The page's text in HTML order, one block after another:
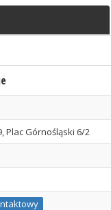
Plac Górnośląski 6/2